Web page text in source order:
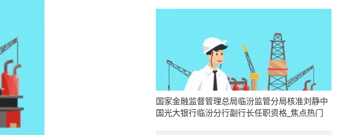
国家金融监督管理总局临汾监管分局核准刘静中
国光大银行临汾分行副行长任职资格_焦点热门